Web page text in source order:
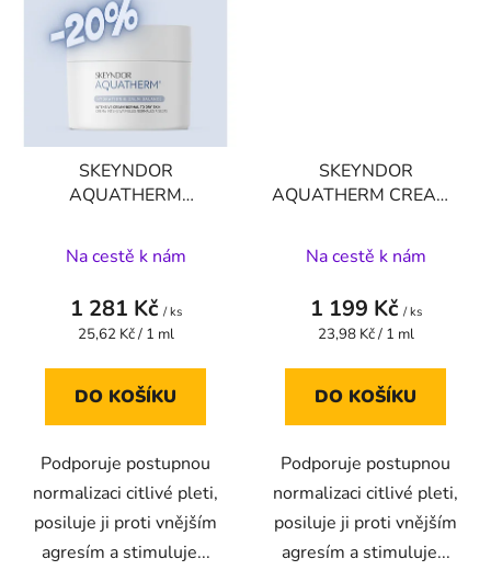
SKEYNDOR
AQUATHERM
Jemný krém pro
normální až suchou
normální až suchá citlivá
pleť
Na cestě k nám
1 281 Kč / ks
Měrná
25,62 Kč / 1 ml
DO KOŠÍKU
Podporuje postupnou
normalizaci citlivé pleti,
posiluje ji proti vnějším
agresím a stimuluje...
SKEYNDOR
AQUATHERM CREAM-
normální až mastnou
citlivou pleť 50 ml
citlivou pleť
Na cestě k nám
1 199 Kč / ks
Měrná
23,98 Kč / 1 ml
DO KOŠÍKU
Podporuje postupnou
normalizaci citlivé pleti,
posiluje ji proti vnějším
agresím a stimuluje...